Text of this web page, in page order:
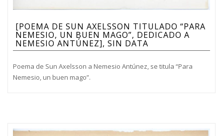
[POEMA DE SUN AXELSSON TITULADO “PARA
NEMESIO, UN BUEN MAGO”, DEDICADO A
NEMESIO ANTÚNEZ], SIN DATA
Poema de Sun Axelsson a Nemesio Antúnez, se titula “Para
Nemesio, un buen mago”.